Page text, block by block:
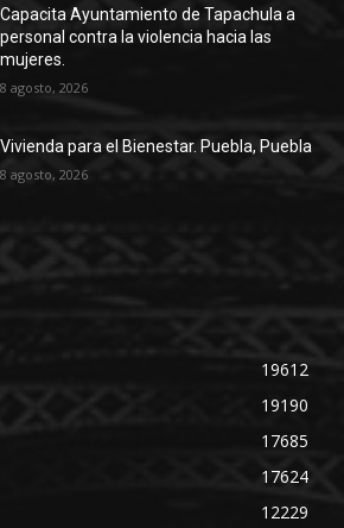
Capacita Ayuntamiento de Tapachula a
personal contra la violencia hacia las
mujeres.
8 agosto, 2026
Vivienda para el Bienestar. Puebla, Puebla
8 agosto, 2026
19612
19190
17685
17624
12229